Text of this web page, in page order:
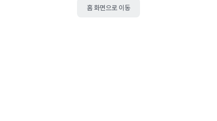
홈 화면으로 이동